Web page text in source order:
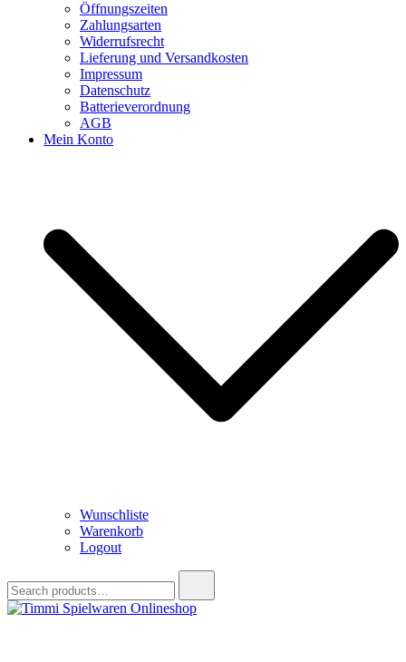
Öffnungszeiten
Zahlungsarten
Widerrufsrecht
Lieferung und Versandkosten
Impressum
Datenschutz
Batterieverordnung
AGB
Mein Konto
Wunschliste
Warenkorb
Logout
for: